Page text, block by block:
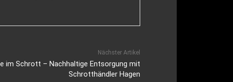
Nächster Artikel
im Schrott – Nachhaltige Entsorgung mit
Schrotthändler Hagen